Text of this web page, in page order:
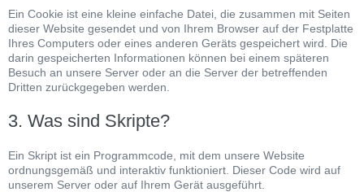
Ein Cookie ist eine kleine einfache Datei, die zusammen mit Seiten
dieser Website gesendet und von Ihrem Browser auf der Festplatte
Ihres Computers oder eines anderen Geräts gespeichert wird. Die
darin gespeicherten Informationen können bei einem späteren
Besuch an unsere Server oder an die Server der betreffenden
Dritten zurückgegeben werden.
3. Was sind Skripte?
Ein Skript ist ein Programmcode, mit dem unsere Website
ordnungsgemäß und interaktiv funktioniert. Dieser Code wird auf
unserem Server oder auf Ihrem Gerät ausgeführt.